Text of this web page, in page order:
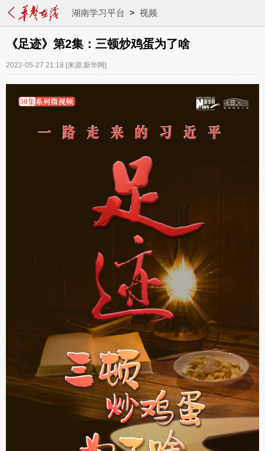
湖南学习平台 > 视频
《足迹》第2集：三顿炒鸡蛋为了啥
2022-05-27 21:18 [来源:新华网]